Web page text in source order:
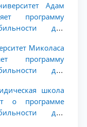
Адам
программу
для
Миколаса
программу
для
школа
о программе
для